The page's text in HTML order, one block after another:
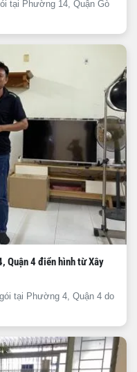
tại Phường 14, Quận Gò
Quận 4 điển hình từ Xây
tại Phường 4, Quận 4 do